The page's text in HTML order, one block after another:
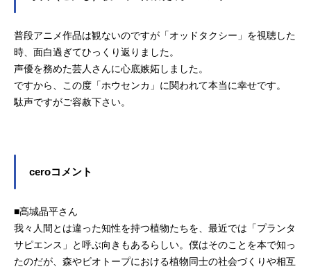
普段アニメ作品は観ないのですが「オッドタクシー」を視聴した
時、面白過ぎてひっくり返りました。
声優を務めた芸人さんに心底嫉妬しました。
ですから、この度「ホウセンカ」に関われて本当に幸せです。
駄声ですがご容赦下さい。
ceroコメント
■髙城晶平さん
我々人間とは違った知性を持つ植物たちを、最近では「プランタ
サピエンス」と呼ぶ向きもあるらしい。僕はそのことを本で知っ
たのだが、森やビオトープにおける植物同士の社会づくりや相互